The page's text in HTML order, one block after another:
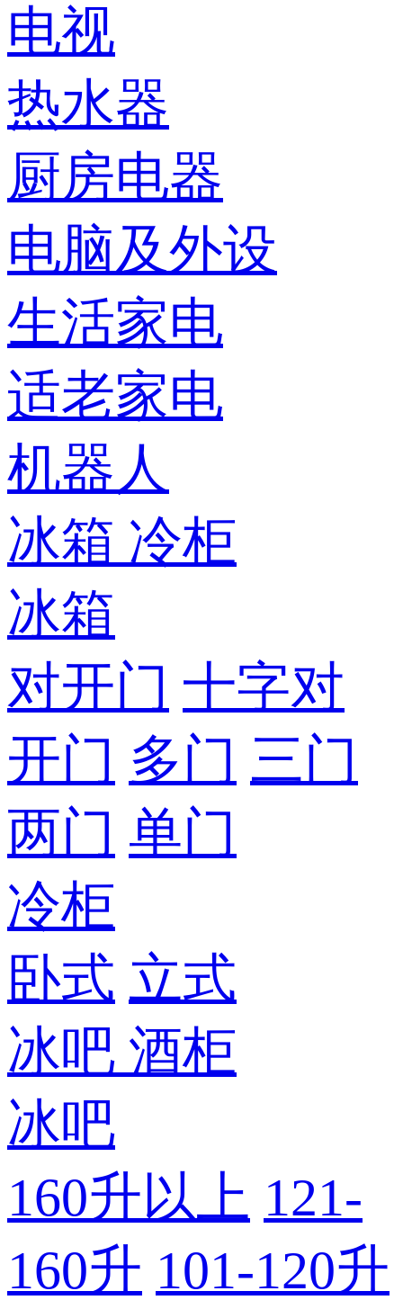
电视
热水器
厨房电器
电脑及外设
生活家电
适老家电
机器人
冰箱 冷柜
冰箱
对开门 十字对
开门 多门 三门
两门 单门
冷柜
卧式 立式
冰吧 酒柜
冰吧
160升以上 121-
160升 101-120升